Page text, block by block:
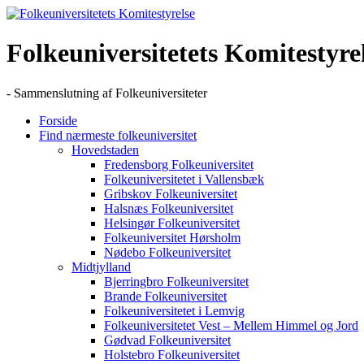
Skip
content
Folkeuniversitetets
- Sammenslutning af Folkeuniversiteter
Forside
Find nærmeste folkeuniversitet
Hovedstaden
Fredensborg Folkeuniversitet
Folkeuniversitetet i Vallensbæk
Gribskov Folkeuniversitet
Halsnæs Folkeuniversitet
Helsingør Folkeuniversitet
Folkeuniversitet Hørsholm
Nødebo Folkeuniversitet
Midtjylland
Bjerringbro Folkeuniversitet
Brande Folkeuniversitet
Folkeuniversitetet i Lemvig
Folkeuniversitetet Vest – Mellem Himmel og Jord
Gødvad Folkeuniversitet
Holstebro Folkeuniversitet